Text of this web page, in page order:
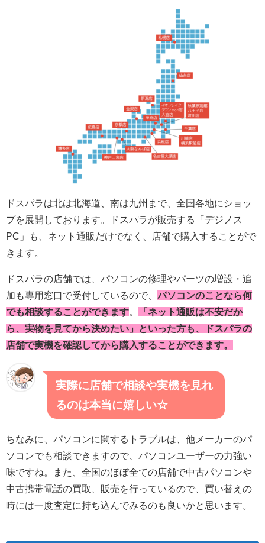
ドスパラは北は北海道、南は九州まで、全国各地にショッ
プを展開しております。ドスパラが販売する「デジノス
PC」も、ネット通販だけでなく、店舗で購入することがで
きます。
ドスパラの店舗では、パソコンの修理やパーツの増設・追
加も専用窓口で受付しているので、 パソコンのことなら何
でも相談することができます
「ネット通販は不安だか
ら、実物を見てから決めたい」
といった方も、ドスパラの
店舗で実機を確認してから購入することができます。
実際に店舗で相談や実機を見れ
るのは本当に嬉しい☆
ちなみに、パソコンに関するトラブルは、他メーカーのパ
ソコンでも相談できますので、パソコンユーザーの力強い
味ですね。また、全国のほぼ全ての店舗で中古パソコンや
中古携帯電話の買取、販売を行っているので、買い替えの
時には一度査定に持ち込んでみるのも良いかと思います。